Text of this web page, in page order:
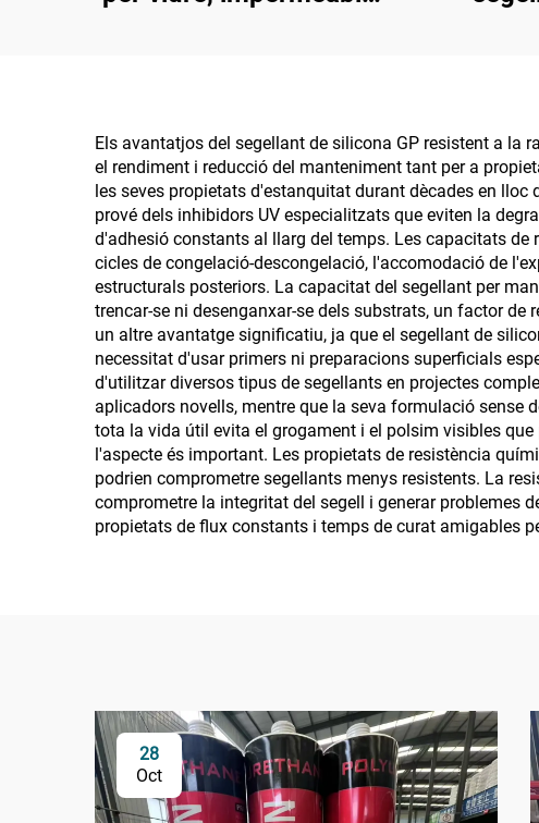
Els avantatjos del segellant de silicona GP resistent a la
el rendiment i reducció del manteniment tant per a
les seves propietats d'estanquitat durant dècades en
prové dels inhibidors UV especialitzats que eviten la
d'adhesió constants al llarg del temps. Les capacitats
cicles de congelació-descongelació, l'accomodació de
estructurals posteriors. La capacitat del segellant per
trencar-se ni desenganxar-se dels substrats, un factor
un altre avantatge significatiu, ja que el segellant de
necessitat d'usar primers ni preparacions superficials
d'utilitzar diversos tipus de segellants en projectes
aplicadors novells, mentre que la seva formulació sense
tota la vida útil evita el grogament i el polsim visibles
l'aspecte és important. Les propietats de resistència
podrien comprometre segellants menys resistents. La
comprometre la integritat del segell i generar problemes
propietats de flux constants i temps de curat amigables
28
Oct